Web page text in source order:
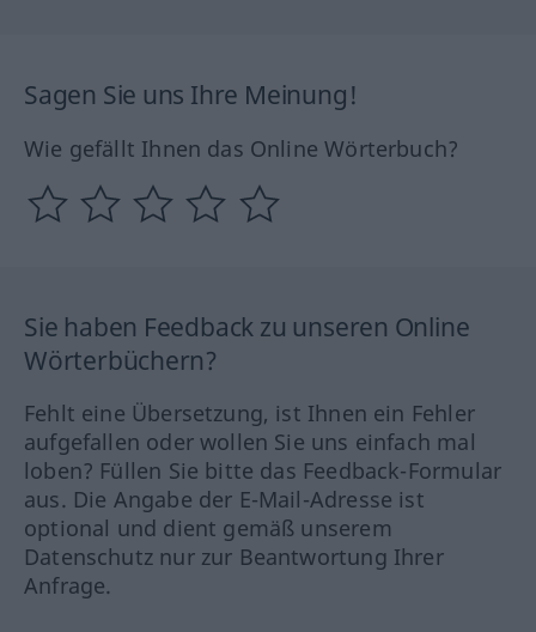
Sagen Sie uns Ihre Meinung!
Wie gefällt Ihnen das Online Wörterbuch?
Sie haben Feedback zu unseren Online
Wörterbüchern?
Fehlt eine Übersetzung, ist Ihnen ein Fehler
aufgefallen oder wollen Sie uns einfach mal
loben? Füllen Sie bitte das Feedback-Formular
aus. Die Angabe der E-Mail-Adresse ist
optional und dient gemäß unserem
Datenschutz nur zur Beantwortung Ihrer
Anfrage.